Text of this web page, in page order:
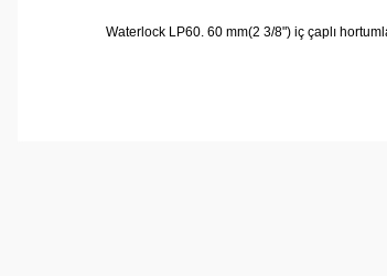
Waterlock LP60. 60 mm(2 3/8") iç çaplı